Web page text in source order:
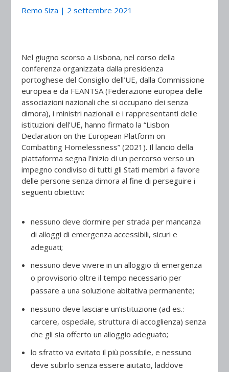
Remo Siza | 2 settembre 2021
Nel giugno scorso a Lisbona, nel corso della
conferenza organizzata dalla presidenza
portoghese del Consiglio dell’UE, dalla Commissione
europea e da FEANTSA (Federazione europea delle
associazioni nazionali che si occupano dei senza
dimora), i ministri nazionali e i rappresentanti delle
istituzioni dell’UE, hanno firmato la “Lisbon
Declaration on the European Platform on
Combatting Homelessness” (2021). Il lancio della
piattaforma segna l’inizio di un percorso verso un
impegno condiviso di tutti gli Stati membri a favore
delle persone senza dimora al fine di perseguire i
seguenti obiettivi:
nessuno deve dormire per strada per mancanza
di alloggi di emergenza accessibili, sicuri e
adeguati;
nessuno deve vivere in un alloggio di emergenza
o provvisorio oltre il tempo necessario per
passare a una soluzione abitativa permanente;
nessuno deve lasciare un’istituzione (ad es.:
carcere, ospedale, struttura di accoglienza) senza
che gli sia offerto un alloggio adeguato;
lo sfratto va evitato il più possibile, e nessuno
deve subirlo senza essere aiutato, laddove